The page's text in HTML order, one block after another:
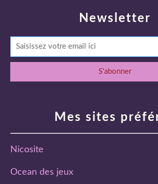
Newsletter
Mes sites
Nicosite
Ocean des jeux